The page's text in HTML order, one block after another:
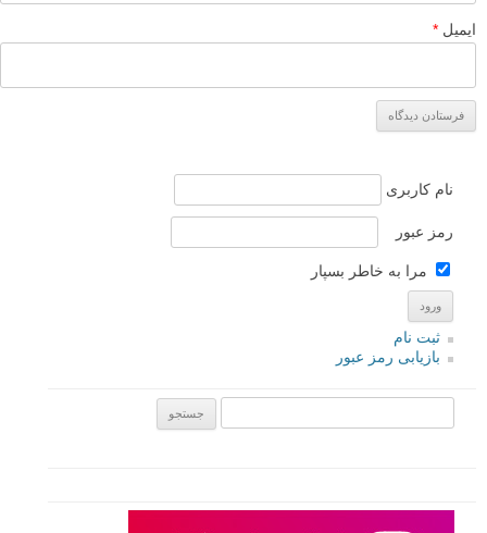
ایمیل *
نام کاربری
رمز عبور
مرا به خاطر بسپار
ثبت نام
بازیابی رمز عبور